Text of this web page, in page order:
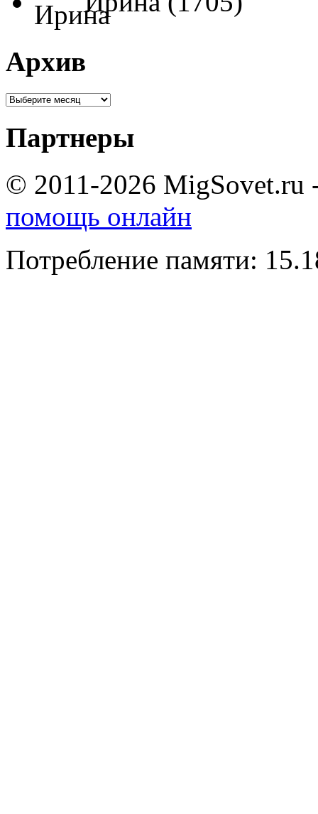
Архив
Партнеры
© 2011-2026 MigSovet.ru
помощь онлайн
Потребление памяти: